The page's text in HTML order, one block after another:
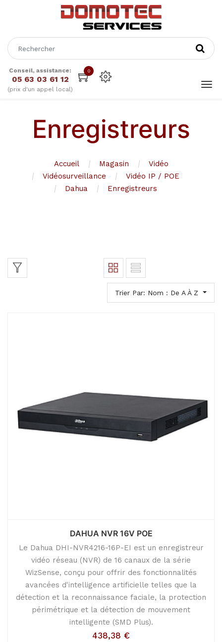
Conseil, assistance:
05 63 03 61 12
(prix d'un appel local)
0
Enregistreurs
Accueil Magasin
Vidéo
Vidéosurveillance
Vidéo IP / POE
Dahua
Enregistreurs
Trier Par: Nom : De A À Z
DAHUA NVR 16V POE
Le Dahua DHI-NVR4216-16P-EI est un enregistreur
vidéo réseau (NVR) de 16 canaux de la série
WizSense, conçu pour offrir des fonctionnalités
avancées d'intelligence artificielle telles que la
détection et la reconnaissance faciale, la protection
périmétrique et la détection de mouvement
intelligente (SMD Plus).
438,38 €